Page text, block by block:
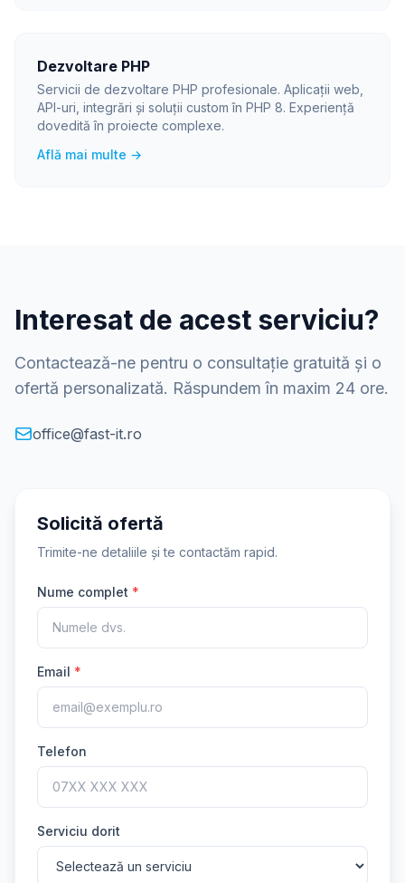
Dezvoltare PHP
Servicii de dezvoltare PHP profesionale. Aplicații web,
API-uri, integrări și soluții custom în PHP 8. Experiență
dovedită în proiecte complexe.
Află mai multe →
Interesat de acest serviciu?
Contactează-ne pentru o consultație gratuită și o
ofertă personalizată. Răspundem în maxim 24 ore.
office@fast-it.ro
Solicită ofertă
Trimite-ne detaliile și te contactăm rapid.
Nume complet *
Email *
Telefon
Serviciu dorit